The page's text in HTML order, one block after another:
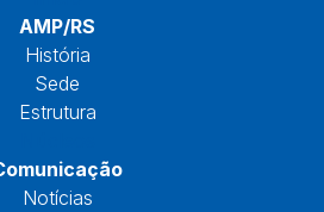
AMP/RS
História
Sede
Estrutura
Notícias